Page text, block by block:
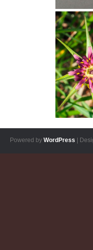
Ranunculus
Renoncule à
Languedoc mai
Gérard Rivet
Haut-
Powered by WordPress |